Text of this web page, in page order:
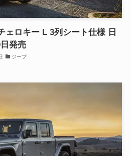
ェロキー L 3列シート仕様 日
発売
ジープ